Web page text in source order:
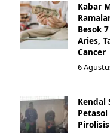
Kabar
Besok
Aries,
Cancer
6
Kendal
Pirolisis